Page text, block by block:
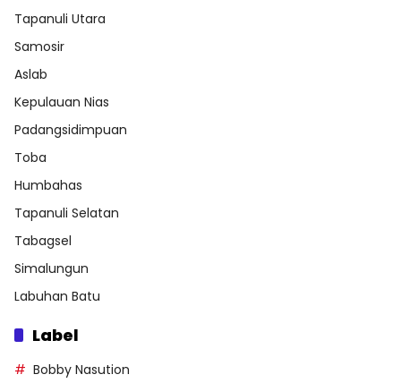
Tapanuli Utara
Samosir
Aslab
Kepulauan Nias
Padangsidimpuan
Toba
Humbahas
Tapanuli Selatan
Tabagsel
Simalungun
Labuhan Batu
Label
Bobby Nasution